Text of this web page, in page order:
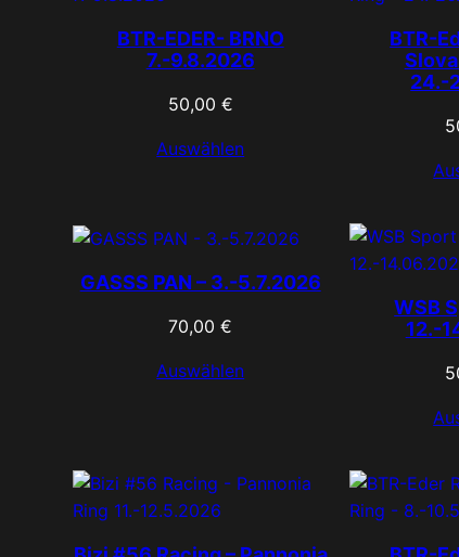
BTR-EDER- BRNO
7.-9.8.2026
50,00 €
Auswählen
BTR-
24.-
GASSS PAN – 3.-5.7.2026
70,00€
Auswählen
WSB
12.-